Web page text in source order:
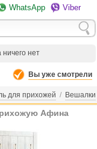
WhatsApp Viber
ничего нет
Вы уже смотрели
для прихожей / Вешалки
Афина